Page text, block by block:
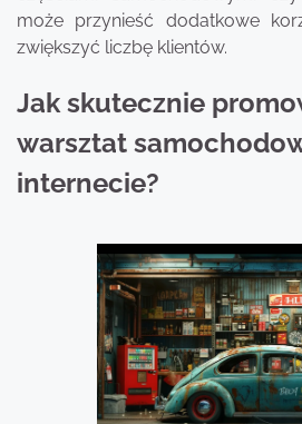
może przynieść dodatkowe
zwiększyć liczbę klientów.
Jak skutecznie
warsztat
internecie?